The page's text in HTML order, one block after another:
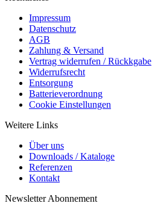
Impressum
Datenschutz
AGB
Zahlung & Versand
Vertrag widerrufen / Rückkgabe
Widerrufsrecht
Entsorgung
Batterieverordnung
Cookie Einstellungen
Weitere Links
Über uns
Downloads / Kataloge
Referenzen
Kontakt
Newsletter Abonnement